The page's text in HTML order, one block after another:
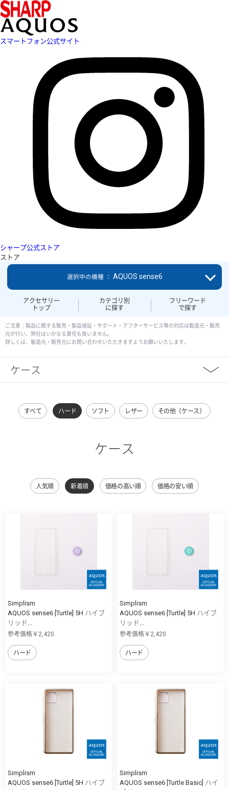
スマートフォン公式サイト
シャープ公式ストア
ストア
アクセサリー
トップ
カテゴリ別
に探す
フリーワード
で探す
選択中の機種 ： AQUOS sense6
ご注意：製品に関する販売・製品保証・サポート・アフターサービス等の対応は製造元・販売
元が行い、弊社はいかなる責任も負いません。
詳しくは、製造元・販売元にお問い合わせいただきますようお願いいたします。
ケース
すべて ハード ソフト レザー その他（ケース）
ケース
人気順 新着順 価格の高い順 価格の安い順
Simplism
AQUOS sense6 [Turtle] 5H ハイブ
リッド...
参考価格￥2,420
ハード
Simplism
AQUOS sense6 [Turtle] 5H ハイブ
リッド...
参考価格￥2,420
ハード
Simplism
AQUOS sense6 [Turtle] 5H ハイブ
Simplism
AQUOS sense6 [Turtle Basic] ハイ